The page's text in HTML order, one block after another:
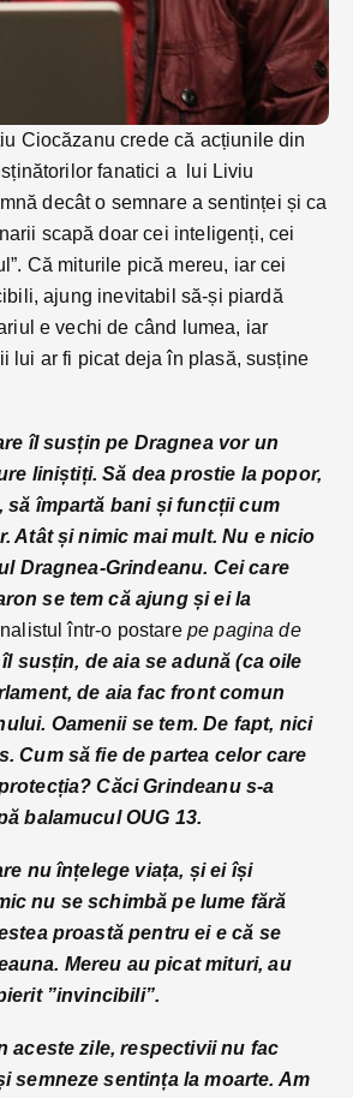
Ciocăzanu crede că acțiunile din
fanatici a lui Liviu
decât o semnare a sentinței și ca
scapă doar cei inteligenți, cei
Că miturile pică mereu, iar cei
ajung inevitabil să-și piardă
e vechi de când lumea, iar
lui ar fi picat deja în plasă, susține
îl susțin pe Dragnea vor un
liniștiți. Să dea prostie la popor,
să împartă bani și funcții cum
Atât și nimic mai mult. Nu e nicio
Dragnea-Grindeanu. Cei care
se tem că ajung și ei la
într-o postarepe pagina de
îl susțin, de aia se adună (ca oile
de aia fac front comun
Oamenii se tem. De fapt, nici
Cum să fie de partea celor care
Căci Grindeanu s-a
balamucul OUG 13.
nu înțelege viața, și ei își
nu se schimbă pe lume fără
proastă pentru ei e că se
Mereu au picat mituri, au
”invincibili”.
aceste zile, respectivii nu fac
semneze sentința la moarte. Am